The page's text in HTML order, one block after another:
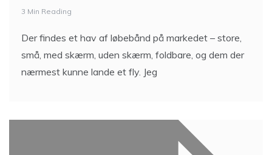
3 Min Reading
Der findes et hav af løbebånd på markedet – store,
små, med skærm, uden skærm, foldbare, og dem der
nærmest kunne lande et fly. Jeg